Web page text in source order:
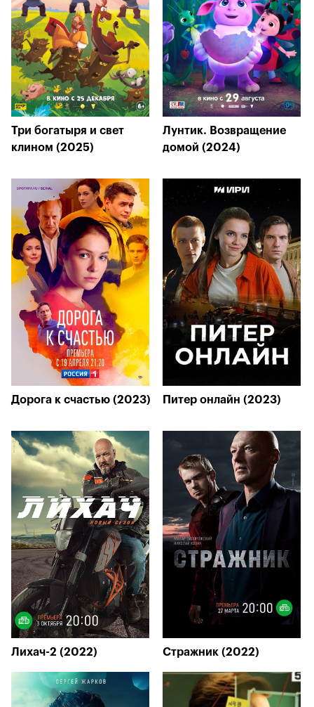
Три богатыря и свет
клином (2025)
Лунтик. Возвращение
домой (2024)
Дорога к счастью (2023) Питер онлайн (2023)
Лихач-2 (2022) Стражник (2022)